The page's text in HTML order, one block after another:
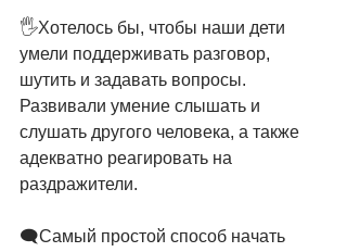
🖐️Хотелось бы, чтобы наши дети
умели поддерживать разговор,
шутить и задавать вопросы.
Развивали умение слышать и
слушать другого человека, а также
адекватно реагировать на
раздражители.
🗨️Самый простой способ начать